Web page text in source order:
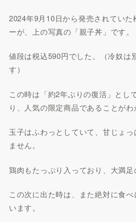
2024年9月10日から発売されていた
ーが、上の写真の「親子丼」です。
値段は税込590円でした。（冷奴は
す）
この時は「約2年ぶりの復活」とし
り、人気の限定商品であることがわ
玉子はふわっとしていて、甘じょ
ません。
鶏肉もたっぷり入っており、大満足
この次に出た時は、また絶対に食
います。